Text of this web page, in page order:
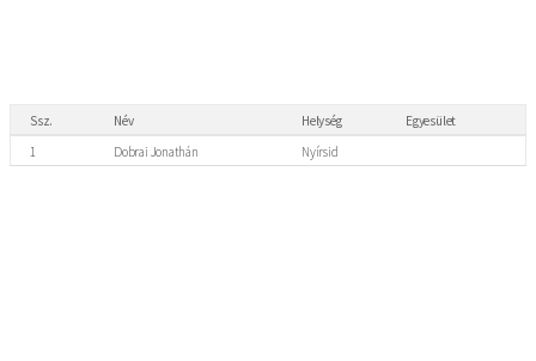
Ssz. Név Helység
Egyesület
1
Dobrai Jonathán Nyírsid